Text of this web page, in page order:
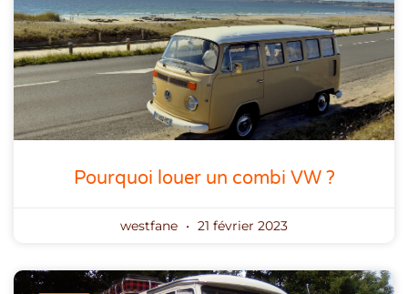
Pourquoi louer un combi VW ?
westfane 21 février 2023